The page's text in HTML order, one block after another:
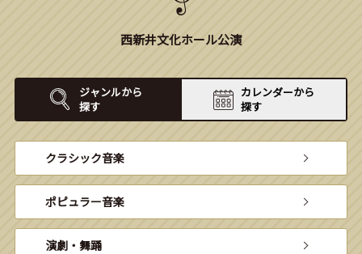
西新井文化ホール公演
ジャンルから
探す
カレンダーから
探す
クラシック音楽
ポピュラー音楽
演劇・舞踊